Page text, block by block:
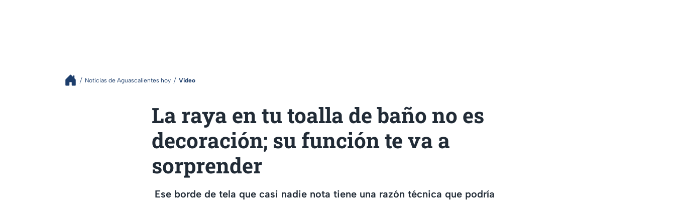
Noticias de Aguascalientes hoy Video
La raya en tu toalla de baño no es
decoración; su función te va a
sorprender
Ese borde de tela que casi nadie nota tiene una razón técnica que podría